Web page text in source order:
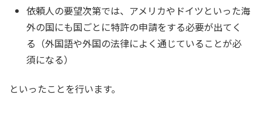
依頼人の要望次第では、アメリカやドイツといった海
外の国にも国ごとに特許の申請をする必要が出てく
る（外国語や外国の法律によく通じていることが必
須になる）
といったことを行います。